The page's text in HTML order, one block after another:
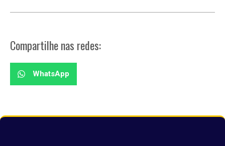
Compartilhe nas redes:
WhatsApp